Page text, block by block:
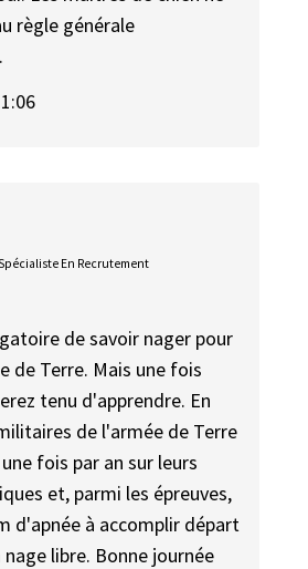
règle générale
En Recrutement
de savoir nager pour
de Terre. Mais une fois
tenu d'apprendre. En
de l'armée de Terre
fois par an sur leurs
et, parmi les épreuves,
d'apnée à accomplir départ
libre. Bonne journée